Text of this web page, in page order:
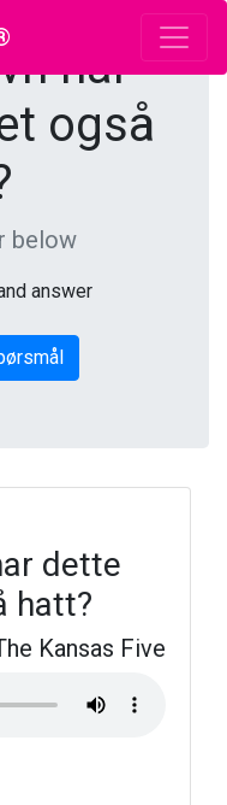
har
også
below
answer
dette
hatt?
Kansas Five